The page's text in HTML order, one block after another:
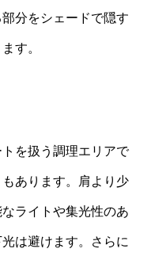
分をシェードで隠す
す。
を扱う調理エリアで
あります。肩より少
ライトや集光性のあ
は避けます。さらに